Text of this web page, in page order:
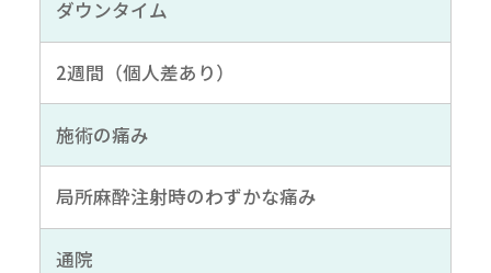
ダウンタイム
2週間（個人差あり）
施術の痛み
局所麻酔注射時のわずかな痛み
通院